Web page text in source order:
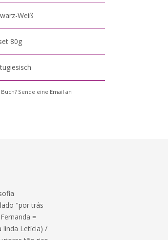
Weiß
80g
Sende eine Email an
"por trás
=
linda Letícia) /